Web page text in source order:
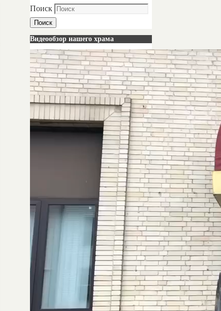
Поиск
Поиск
Видеообзор нашего храма